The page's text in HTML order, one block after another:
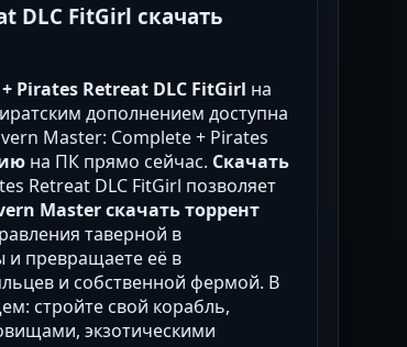
DLC FitGirl скачать
Pirates Retreat DLC FitGirl на
дополнением доступна
Master: Complete + Pirates
на ПК прямо сейчас. Скачать
Retreat DLC FitGirl позволяет
Master скачать торрент
таверной в
и превращаете её в
и собственной фермой. В
стройте свой корабль,
экзотическими